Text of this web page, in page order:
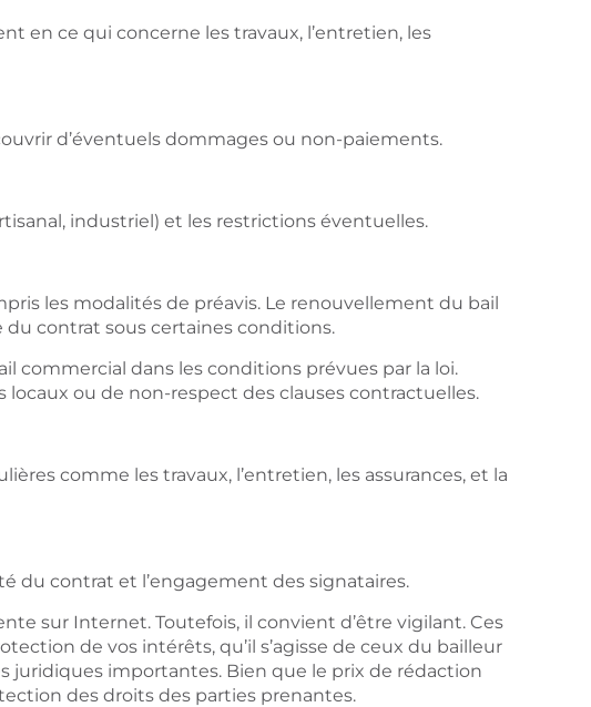
en ce qui concerne les travaux, l’entretien, les
d’éventuels dommages ou non-paiements.
industriel) et les restrictions éventuelles.
les modalités de préavis. Le renouvellement du bail
contrat sous certaines conditions.
commercial dans les conditions prévues par la loi.
ou de non-respect des clauses contractuelles.
comme les travaux, l’entretien, les assurances, et la
du contrat et l’engagement des signataires.
sur Internet. Toutefois, il convient d’être vigilant. Ces
de vos intérêts, qu’il s’agisse de ceux du bailleur
juridiques importantes. Bien que le prix de rédaction
des droits des parties prenantes.